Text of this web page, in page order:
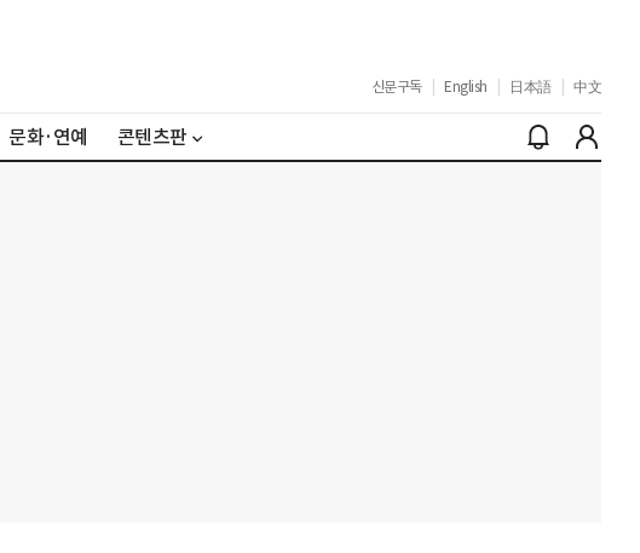
신문구독 English 日本語 中文
문화·연예 콘텐츠판